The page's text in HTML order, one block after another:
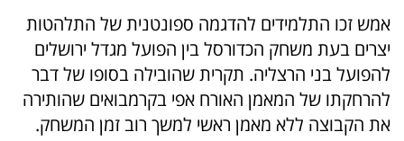
אמש זכו התלמידים להדגמה ספונטנית של התלהטות
יצרים בעת משחק הכדורסל בין הפועל מגדל ירושלים
להפועל בני הרצליה. תקרית שהובילה בסופו של דבר
להרחקתו של המאמן האורח אפי בקרמבואים שהותירה
את הקבוצה ללא מאמן ראשי למשך רוב זמן המשחק.